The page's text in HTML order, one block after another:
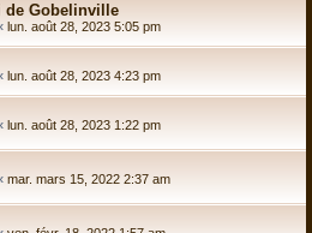
de Gobelinville
lun. août 28, 2023 5:05 pm
lun. août 28, 2023 4:23 pm
lun. août 28, 2023 1:22 pm
mar. mars 15, 2022 2:37 am